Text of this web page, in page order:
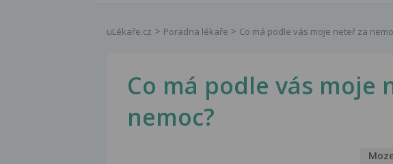
uLékaře.cz Poradna lékaře Co má podle vás moje neteř za
Co má podle vás moje
nemoc?